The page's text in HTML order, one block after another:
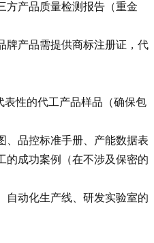
方产品质量检测报告（重金
牌产品需提供商标注册证，代
表性的代工产品样品（确保包
、品控标准手册、产能数据表
的成功案例（在不涉及保密的
自动化生产线、研发实验室的